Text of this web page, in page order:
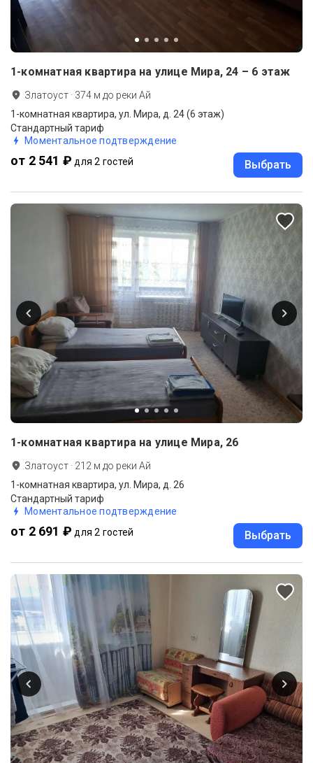
1-комнатная квартира на улице Мира, 24 – 6 этаж
Златоуст · 374 м до реки Ай
1-комнатная квартира, ул. Мира, д. 24 (6 этаж)
Стандартный тариф
Моментальное подтверждение
от 2 541 ₽ для 2 гостей Выбрать
1-комнатная квартира на улице Мира, 26
Златоуст · 212 м до реки Ай
1-комнатная квартира, ул. Мира, д. 26
Стандартный тариф
Моментальное подтверждение
от 2 691 ₽ для 2 гостей Выбрать